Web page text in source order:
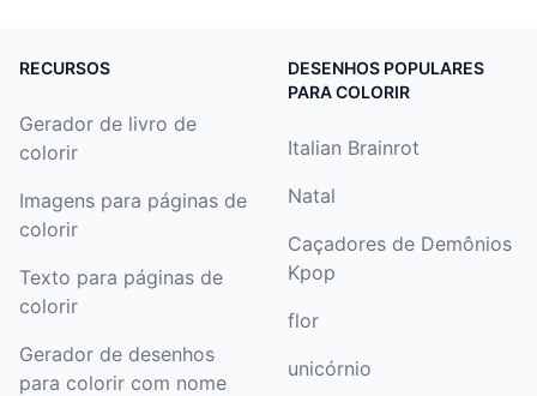
RECURSOS
Gerador de livro de
colorir
Imagens para páginas de
colorir
Texto para páginas de
colorir
Gerador de desenhos
para colorir com nome
DESENHOS POPULARES
PARA COLORIR
Italian Brainrot
Natal
Caçadores de Demônios
Kpop
flor
unicórnio